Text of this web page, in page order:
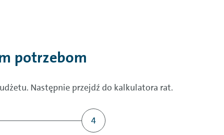
potrzebom
Następnie przejdź do kalkulatora rat.